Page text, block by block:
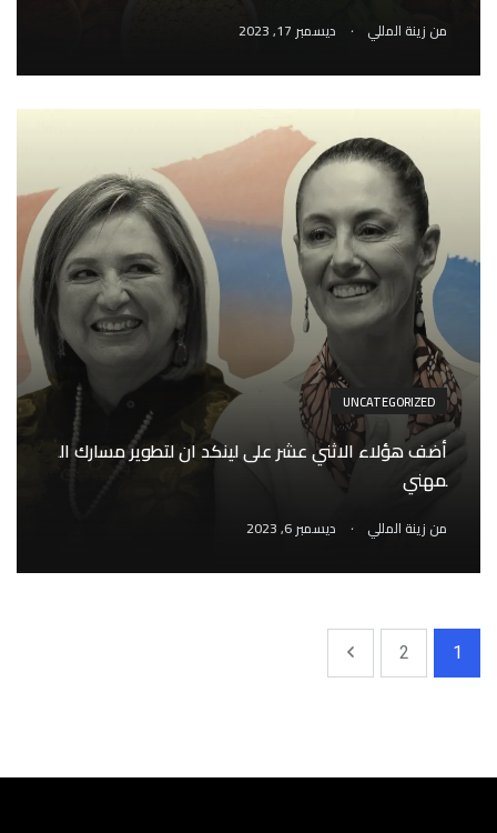
من زينة المللي . ديسمبر 17, 2023
UNCATEGORIZED
أضف هؤلاء الاثني عشر على لينكد ان لتطوير مسارك ال
مهني
من زينة المللي . ديسمبر 6, 2023
1
2